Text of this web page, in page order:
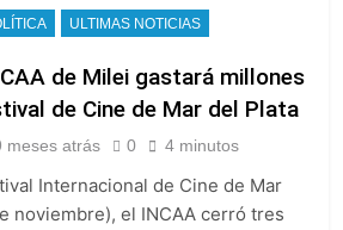
ULTIMAS NOTICIAS
de Milei gastará millones
de Cine de Mar del Plata
meses atrás 0 4 minutos
Internacional de Cine de Mar
noviembre), el INCAA cerró tres